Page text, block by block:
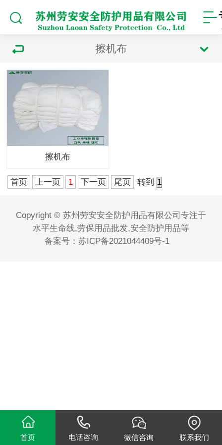
擦机布
擦机布
首页 上一页 1 下一页 尾页 转到
Copyright © 苏州劳安安全防护用品有限公司专注于
水平生命线,劳保用品批发,安全防护用品等
备案号： 苏ICP备2021044409号-1
首页 电话咨询 微信咨询 联系我们